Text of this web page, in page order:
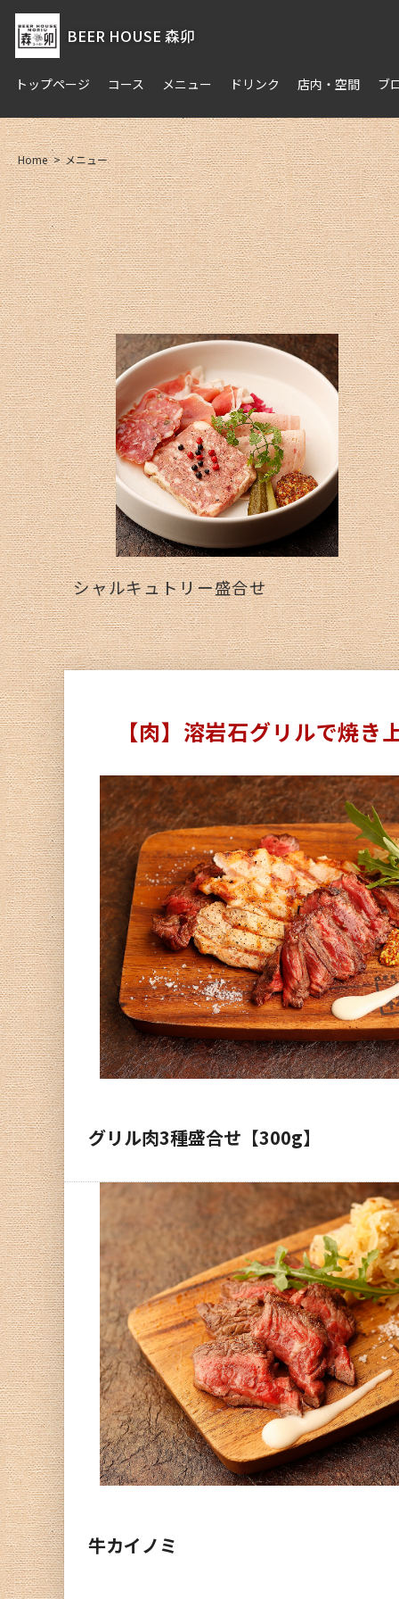
BEER HOUSE 森卯
トップページ コース メニュー ドリンク 店内・空間 ブ
Home メニュー
シャルキュトリー盛合せ
【肉】溶岩石グリルで焼き
グリル肉3種盛合せ【300g】
牛カイノミ